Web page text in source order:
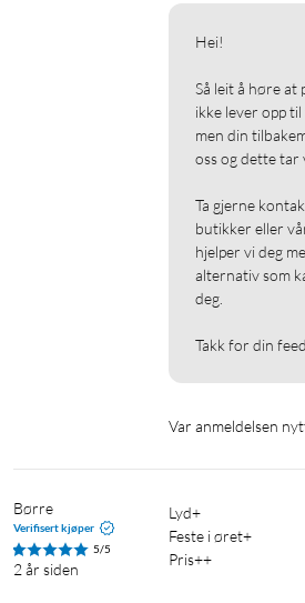
Hei!
Så leit å høre
ikke lever opp
men din
oss og dette tar
Ta gjerne
butikker eller
hjelper vi deg
alternativ som
deg.
Takk for din
Var anmeldelsen
Børre
Verifisert kjøper
5/5
2 år siden
Lyd+
Feste i øret+
Pris++